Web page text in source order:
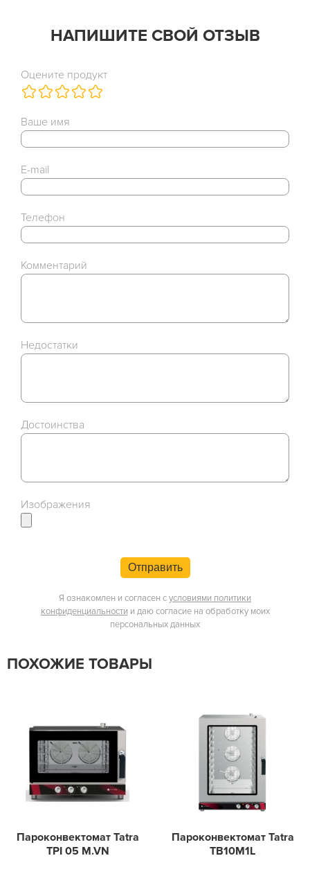
НАПИШИТЕ СВОЙ ОТЗЫВ
Оцените продукт
Ваше имя
E-mail
Телефон
Комментарий
Недостатки
Достоинства
Изображения
Отправить
Я ознакомлен и согласен сусловиями политики
конфиденциальности и даю согласие на обработку моих
персональных данных
ПОХОЖИЕ ТОВАРЫ
Пароконвектомат Tatra
TPI 05 M.VN
Пароконвектомат Tatra
TB10M1L